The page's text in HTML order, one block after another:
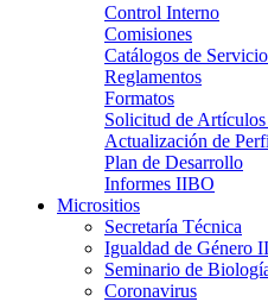
Control Interno
Comisiones
Catálogos de
Reglamentos
Formatos
Solicitud de
Actualización de
Plan de Desarrollo
Informes IIBO
Micrositios
Secretaría Técnica
Igualdad de Género
Seminario de
Coronavirus